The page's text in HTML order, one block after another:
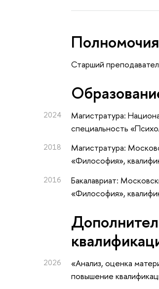
Старший
2024
Магистратура:
специальность
2018
Магистратура:
«Философия»,
2016
Бакалавриат:
«Философия»,
2026 «Анализ, оценка
повышение